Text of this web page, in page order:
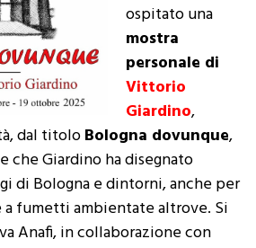
ospitato una
mostra
personale di
Vittorio
Giardino,
dal titoloBologna dovunque,
Giardino ha disegnato
di Bologna e dintorni, anche per
fumetti ambientate altrove. Si
Anafi, in collaborazione con